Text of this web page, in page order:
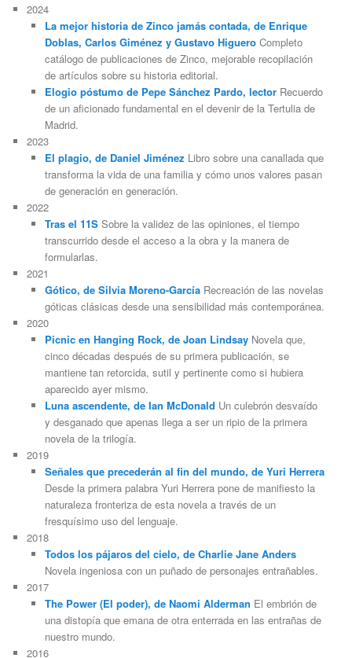
2024
La mejor historia de Zinco jamás contada, de Enrique
Doblas, Carlos Giménez y Gustavo HigueroCompleto
catálogo de publicaciones de Zinco, mejorable recopilación
de artículos sobre su historia editorial.
Elogio póstumo de Pepe Sánchez Pardo, lectorRecuerdo
de un aficionado fundamental en el devenir de la Tertulia de
Madrid.
2023
El plagio, de Daniel Jiménez Libro sobre una canallada que
transforma la vida de una familia y cómo unos valores pasan
de generación en generación.
2022
Tras el 11SSobre la validez de las opiniones, el tiempo
transcurrido desde el acceso a la obra y la manera de
formularlas.
2021
Gótico, de Silvia Moreno-GarcíaRecreación de las novelas
góticas clásicas desde una sensibilidad más contemporánea.
2020
Picnic en Hanging Rock, de Joan LindsayNovela que,
cinco décadas después de su primera publicación, se
mantiene tan retorcida, sutil y pertinente como si hubiera
aparecido ayer mismo.
Luna ascendente, de Ian McDonald Un culebrón desvaído
y desganado que apenas llega a ser un ripio de la primera
novela de la trilogía.
2019
Señales que precederán al fin del mundo, de Yuri Herrera
Desde la primera palabra Yuri Herrera pone de manifiesto la
naturaleza fronteriza de esta novela a través de un
fresquísimo uso del lenguaje.
2018
Todos los pájaros del cielo, de Charlie Jane Anders
Novela ingeniosa con un puñado de personajes entrañables.
2017
The Power (El poder), de Naomi Alderman El embrión de
una distopía que emana de otra enterrada en las entrañas de
nuestro mundo.
2016